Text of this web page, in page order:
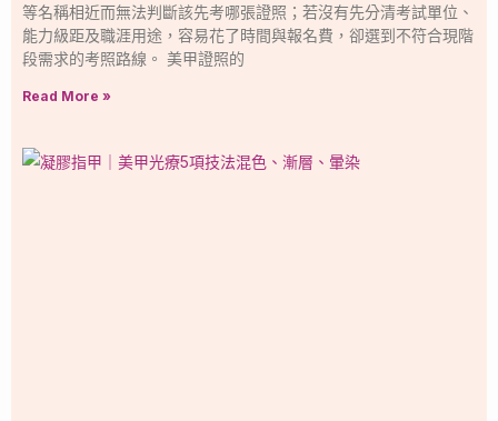
等名稱相近而無法判斷該先考哪張證照；若沒有先分清考試單位、
能力級距及職涯用途，容易花了時間與報名費，卻選到不符合現階
段需求的考照路線。 美甲證照的
Read More »